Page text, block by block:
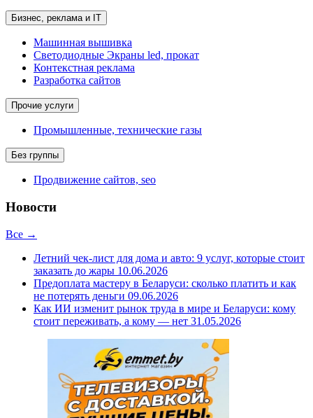
Бизнес, реклама и IT
Машинная вышивка
Светодиодные Экраны led, прокат
Контекстная реклама
Разработка сайтов
Прочие услуги
Промышленные, технические газы
Без группы
Продвижение сайтов, seo
Новости
Все →
Летний чек-лист для дома и авто: 9 услуг, которые стоит
заказать до жары 10.06.2026
Предоплата мастеру в Беларуси: сколько платить и как
не потерять деньги 09.06.2026
Как ИИ изменит рынок труда в мире и Беларуси: кому
стоит переживать, а кому — нет 31.05.2026